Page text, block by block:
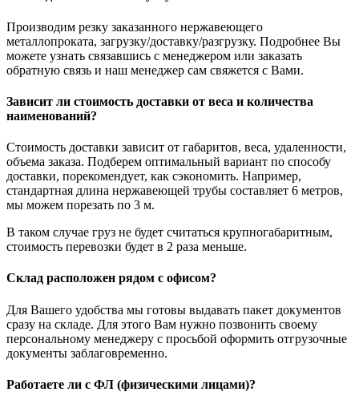
Производим резку заказанного нержавеющего
металлопроката, загрузку/доставку/разгрузку. Подробнее Вы
можете узнать связавшись с менеджером или заказать
обратную связь и наш менеджер сам свяжется с Вами.
Зависит ли стоимость доставки от веса и количества
наименований?
Стоимость доставки зависит от габаритов, веса, удаленности,
объема заказа. Подберем оптимальный вариант по способу
доставки, порекомендует, как сэкономить. Например,
стандартная длина нержавеющей трубы составляет 6 метров,
мы можем порезать по 3 м.
В таком случае груз не будет считаться крупногабаритным,
стоимость перевозки будет в 2 раза меньше.
Склад расположен рядом с офисом?
Для Вашего удобства мы готовы выдавать пакет документов
сразу на складе. Для этого Вам нужно позвонить своему
персональному менеджеру с просьбой оформить отгрузочные
документы заблаговременно.
Работаете ли с ФЛ (физическими лицами)?